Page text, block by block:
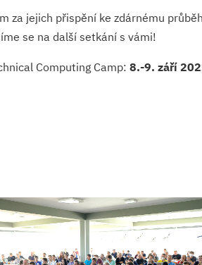
jejich přispění ke zdárnému
se na další setkání s vámi!
Computing Camp: 8.-9. září